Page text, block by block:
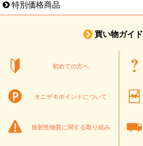
特別価格商品
買い物ガイド
初めての方へ
オニザキポイントについて
放射性物質に関する取り組み